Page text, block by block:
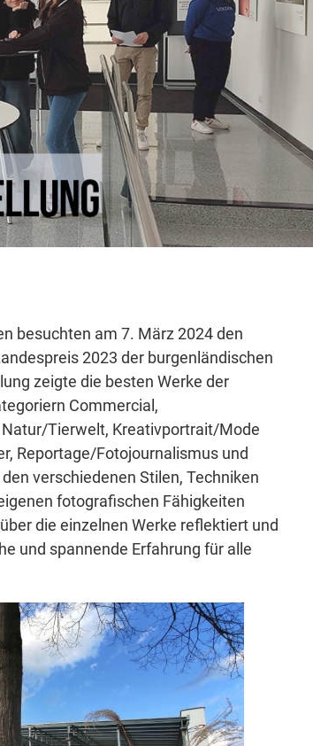
besuchten am 7. März 2024 den
2023 der burgenländischen
zeigte die besten Werke der
Commercial,
Tierwelt, Kreativportrait/Mode
Reportage/Fotojournalismus und
verschiedenen Stilen, Techniken
fotografischen Fähigkeiten
die einzelnen Werke reflektiert und
und spannende Erfahrung für alle